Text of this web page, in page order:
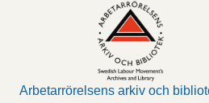
Arbetarrörelsens arkiv och